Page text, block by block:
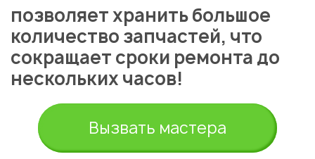
позволяет хранить большое
количество запчастей, что
сокращает сроки ремонта до
нескольких часов!
Вызвать мастера